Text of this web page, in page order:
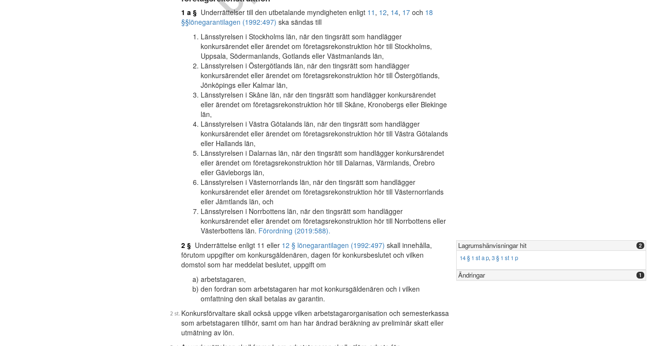
1 a § Underrättelser till den utbetalande myndigheten enligt 11 , 12, 14, 17 och 18
§§lönegarantilagen (1992:497) ska sändas till
Länsstyrelsen i Stockholms län, när den tingsrätt som handlägger
konkursärendet eller ärendet om företagsrekonstruktion hör till Stockholms,
Uppsala, Södermanlands, Gotlands eller Västmanlands län,
Länsstyrelsen i Östergötlands län, när den tingsrätt som handlägger
konkursärendet eller ärendet om företagsrekonstruktion hör till Östergötlands,
Jönköpings eller Kalmar län,
Länsstyrelsen i Skåne län, när den tingsrätt som handlägger konkursärendet
eller ärendet om företagsrekonstruktion hör till Skåne, Kronobergs eller Blekinge
län,
Länsstyrelsen i Västra Götalands län, när den tingsrätt som handlägger
konkursärendet eller ärendet om företagsrekonstruktion hör till Västra Götalands
eller Hallands län,
Länsstyrelsen i Dalarnas län, när den tingsrätt som handlägger konkursärendet
eller ärendet om företagsrekonstruktion hör till Dalarnas, Värmlands, Örebro
eller Gävleborgs län,
Länsstyrelsen i Västernorrlands län, när den tingsrätt som handlägger
konkursärendet eller ärendet om företagsrekonstruktion hör till Västernorrlands
eller Jämtlands län, och
Länsstyrelsen i Norrbottens län, när den tingsrätt som handlägger
konkursärendet eller ärendet om företagsrekonstruktion hör till Norrbottens eller
Västerbottens län. Förordning (2019:588).
2 § Underrättelse enligt 11 eller 12 § lönegarantilagen (1992:497) skall innehålla,
förutom uppgifter om konkursgäldenären, dagen för konkursbeslutet och vilken
domstol som har meddelat beslutet, uppgift om
arbetstagaren,
den fordran som arbetstagaren har mot konkursgäldenären och i vilken
omfattning den skall betalas av garantin.
Konkursförvaltare skall också uppge vilken arbetstagarorganisation och semesterkassa
som arbetstagaren tillhör, samt om han har ändrad beräkning av preliminär skatt eller
utmätning av lön.
Lagrumshänvisningar hit 2
14 § 1 st a p,3 § 1 st 1 p
Ändringar 1